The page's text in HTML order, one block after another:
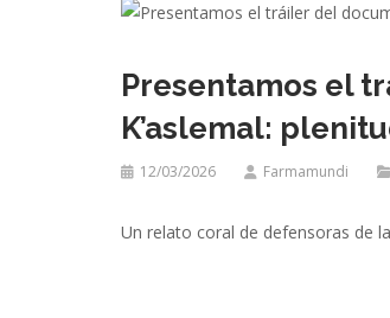
Presentamos el
K’aslemal:
12/03/2026 Farmamundi
Un relato coral de defensoras de